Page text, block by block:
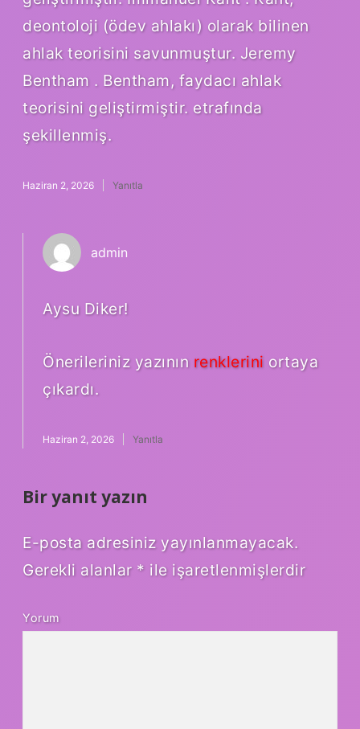
deontoloji (ödev ahlakı) olarak bilinen
ahlak teorisini savunmuştur. Jeremy
Bentham . Bentham, faydacı ahlak
teorisini geliştirmiştir. etrafında
şekillenmiş.
Haziran 2, 2026 Yanıtla
admin
Aysu Diker!
Önerileriniz yazının renklerini ortaya
çıkardı.
Haziran 2, 2026 Yanıtla
Bir yanıt yazın
E-posta adresiniz yayınlanmayacak.
Gerekli alanlar * ile işaretlenmişlerdir
Yorum